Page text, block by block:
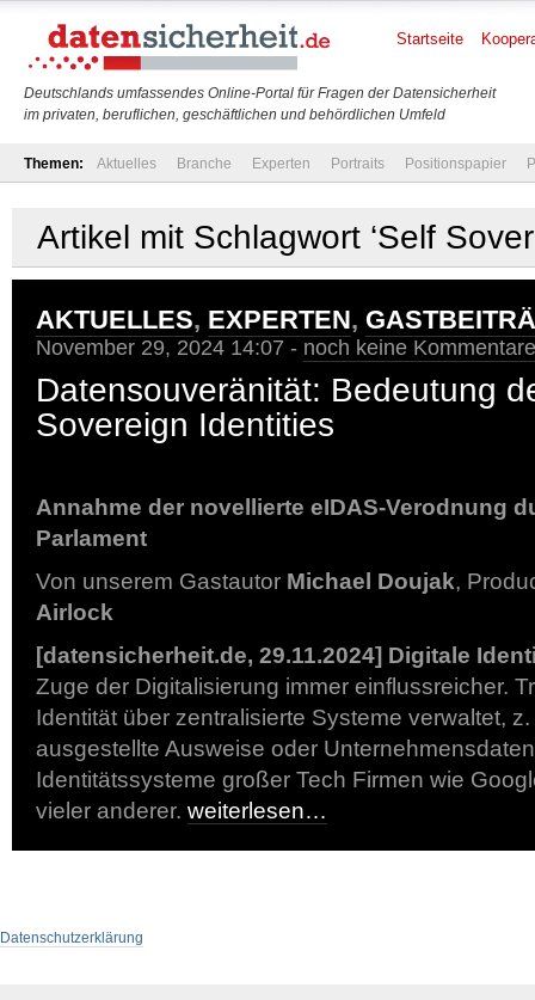
Deutschlands umfassendes Online-Portal für Fragen der Datensicherheit
im privaten, beruflichen, geschäftlichen und behördlichen Umfeld
Startseite
Themen: Aktuelles Branche Experten Portraits Positionspapier
Artikel mit Schlagwort ‘Self
AKTUELLES, EXPERTEN,
November 29, 2024 14:07 - noch keine Kommentare
Datensouveränität: Bedeutung
Sovereign Identities
Annahme der novellierte eIDAS-Verodnung
Parlament
Von unserem Gastautor Michael Doujak,
Airlock
[datensicherheit.de, 29.11.2024] Digitale
Zuge der Digitalisierung immer einflussreicher.
Identität über zentralisierte Systeme verwaltet,
ausgestellte Ausweise oder
Identitätssysteme großer Tech Firmen wie
vieler anderer. weiterlesen…
Datenschutzerklärung